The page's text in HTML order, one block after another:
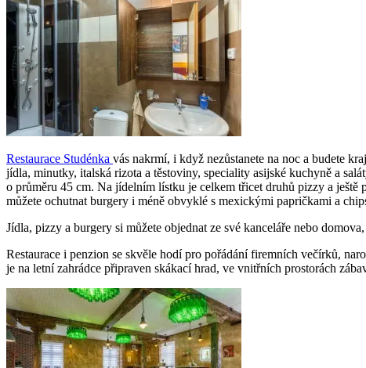
Restaurace Studénka vás nakrmí, i když nezůstanete na noc a budete
jídla, minutky, italská rizota a těstoviny, speciality asijské kuchyně a
o průměru 45 cm. Na jídelním lístku je celkem třicet druhů pizzy a ještě
můžete ochutnat burgery i méně obvyklé s mexickými papričkami a
Jídla, pizzy a burgery si můžete objednat ze své kanceláře nebo
Restaurace i penzion se skvěle hodí pro pořádání firemních večírků,
je na letní zahrádce připraven skákací hrad, ve vnitřních prostorách